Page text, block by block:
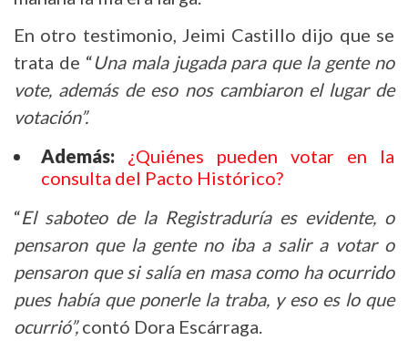
En otro testimonio, Jeimi Castillo dijo que se
trata de “Una mala jugada para que la gente no
vote, además de eso nos cambiaron el lugar de
votación”.
Además: ¿Quiénes pueden votar en la
consulta del Pacto Histórico?
“El saboteo de la Registraduría es evidente, o
pensaron que la gente no iba a salir a votar o
pensaron que si salía en masa como ha ocurrido
pues había que ponerle la traba, y eso es lo que
ocurrió”,contó Dora Escárraga.